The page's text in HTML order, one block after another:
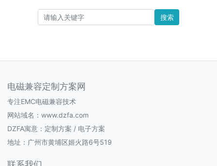
搜索
电磁兼容定制方案网
专注EMC电磁兼容技术
网站域名：www.dzfa.com
DZFA寓意：定制方案 / 电子方案
地址：广州市黄埔区姬火路6号519